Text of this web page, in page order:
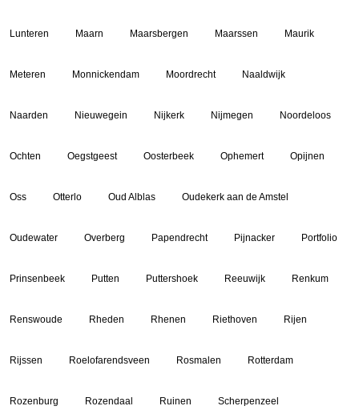
Lunteren Maarn Maarsbergen Maarssen Maurik
Meteren Monnickendam Moordrecht Naaldwijk
Naarden Nieuwegein Nijkerk Nijmegen Noordeloos
Ochten Oegstgeest Oosterbeek Ophemert Opijnen
Oss Otterlo Oud Alblas Oudekerk aan de Amstel
Oudewater Overberg Papendrecht Pijnacker Portfolio
Prinsenbeek Putten Puttershoek Reeuwijk Renkum
Renswoude Rheden Rhenen Riethoven Rijen
Rijssen Roelofarendsveen Rosmalen Rotterdam
Rozenburg Rozendaal Ruinen Scherpenzeel